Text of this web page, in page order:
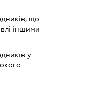
що
іншими
у